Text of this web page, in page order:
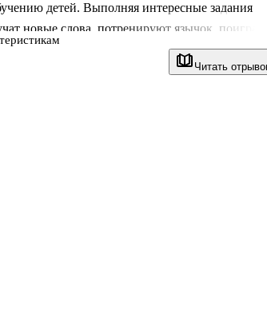
Читать
детей. Выполняя интересные задания
новые слова, потренируют язычок, поиграют
правильно и выразительно. Игры со
и артикуляционные упражнения